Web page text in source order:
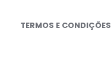
TERMOS E CONDIÇÕES